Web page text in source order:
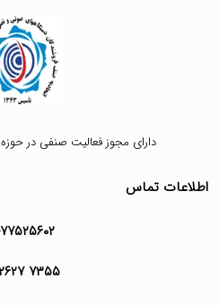
دارای مجوز فعالیت صنفی در
اطلاعات تماس
۰۲۱-
۰۹۹ ۲۶۲۷